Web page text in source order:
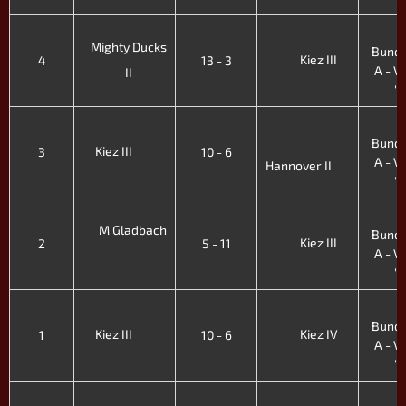
4
Mighty Ducks
II
13 - 3 Kiez III
A -
3 Kiez III
10 - 6
Hannover II
A -
2
M'Gladbach
5 - 11
Kiez III
A -
1 Kiez III 10 - 6 Kiez IV
A -